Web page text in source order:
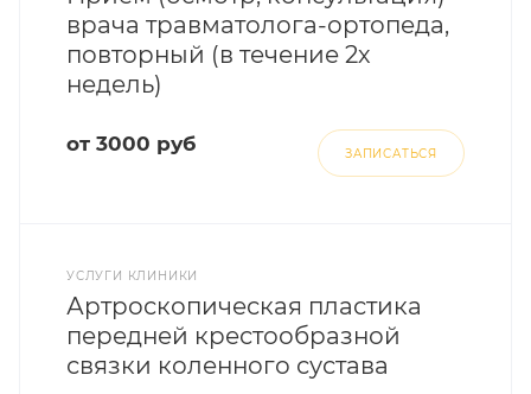
врача травматолога-ортопеда,
повторный (в течение 2х
недель)
от 3000 руб ЗАПИСАТЬСЯ
УСЛУГИ КЛИНИКИ
Артроскопическая пластика
передней крестообразной
связки коленного сустава